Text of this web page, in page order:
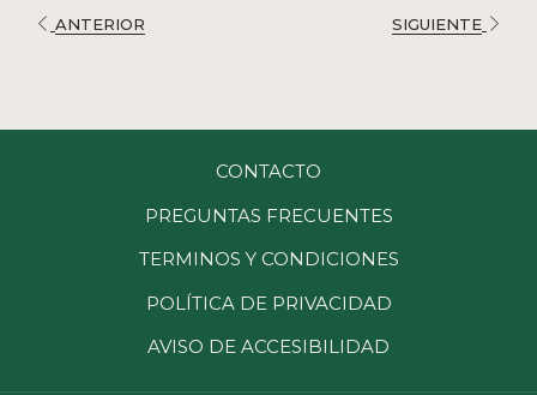
la
los
ANTERIOR SIGUIENTE
CONTACTO
PREGUNTAS FRECUENTES
TERMINOS Y CONDICIONES
POLÍTICA DE PRIVACIDAD
AVISO DE ACCESIBILIDAD